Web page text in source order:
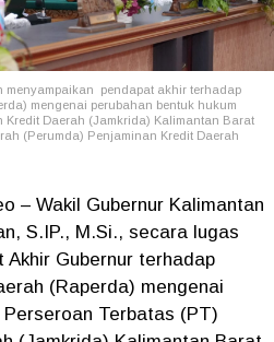
menyampaikan pendapat akhir terhadap
mengenai perubahan bentuk hukum
Kredit Daerah (Jamkrida) Kalimantan Barat
(Perumda) Penjaminan Kredit Daerah
– Wakil Gubernur Kalimantan
S.IP., M.Si., secara lugas
Akhir Gubernur terhadap
(Raperda) mengenai
Perseroan Terbatas (PT)